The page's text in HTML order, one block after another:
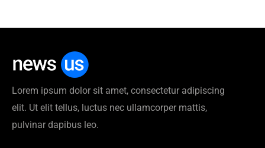
Lorem ipsum dolor sit amet, consectetur adipiscing
elit. Ut elit tellus, luctus nec ullamcorper mattis,
pulvinar dapibus leo.